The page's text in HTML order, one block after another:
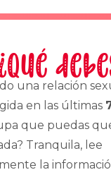
una relación
en las últimas
que puedas
Tranquila, lee
la